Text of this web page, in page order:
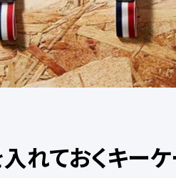
れておくキー